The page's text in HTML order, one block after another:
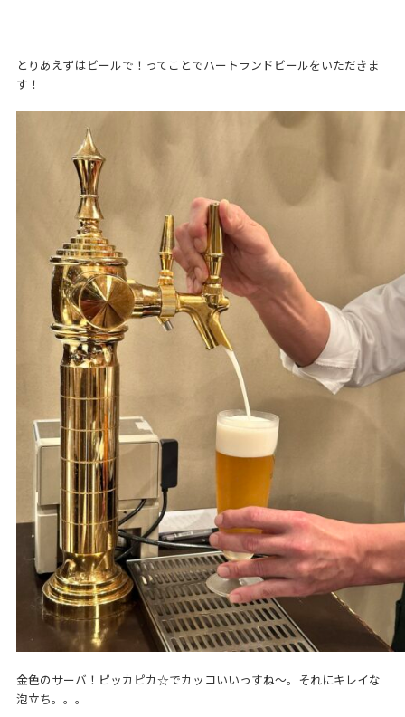
とりあえずはビールで！ってことでハートランドビールをいただきま
す！
金色のサーバ！ピッカピカ☆でカッコいいっすね～。それにキレイな
泡立ち。。。